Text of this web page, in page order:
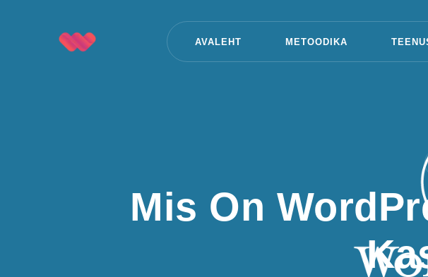
AVALEHT METOODIKA
Mis On